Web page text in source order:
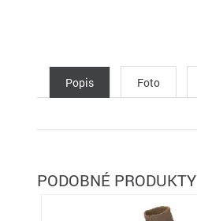
Popis Foto
PODOBNÉ PRODUKTY